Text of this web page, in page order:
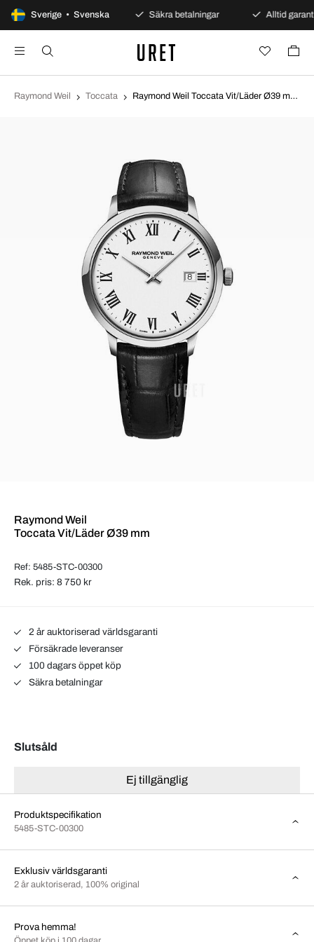
Sverige • Svenska
100 dagars öppet köp Säkra betalningar Alltid garanti
Raymond Weil Toccata Raymond Weil Toccata Vit/Läder Ø39 mm 5485-STC-00300
Raymond Weil
Toccata Vit/Läder Ø39 mm
Ref: 5485-STC-00300
Rek. pris: 8 750 kr
2 år auktoriserad världsgaranti
Försäkrade leveranser
100 dagars öppet köp
Säkra betalningar
Slutsåld
Ej tillgänglig
Produktspecifikation
5485-STC-00300
Exklusiv världsgaranti
2 år auktoriserad, 100% original
Prova hemma!